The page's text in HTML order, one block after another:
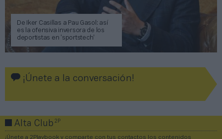
De Iker Casillas a Pau Gasol: así
es la ofensiva inversora de los
deportistas en ‘sportstech’
¡Únete a la conversación!
Alta Club2P
¡Únete a 2Playbook y comparte con tus contactos los contenidos